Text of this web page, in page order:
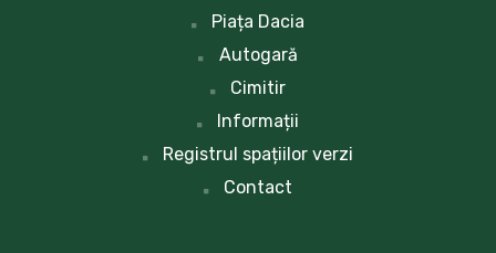
Piața Dacia
Autogară
Cimitir
Informații
Registrul spațiilor verzi
Contact